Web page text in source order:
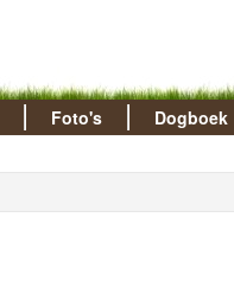
Foto's Dogboek